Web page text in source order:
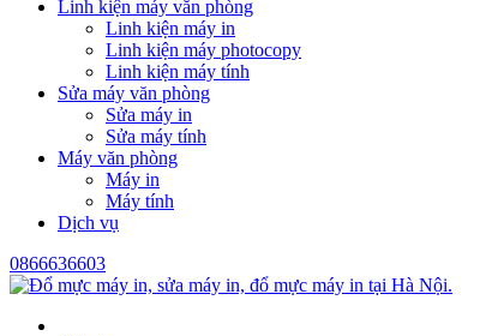
Linh kiện máy văn phòng
Linh kiện máy in
Linh kiện máy photocopy
Linh kiện máy tính
Sửa máy văn phòng
Sửa máy in
Sửa máy tính
Máy văn phòng
Máy in
Máy tính
Dịch vụ
0866636603